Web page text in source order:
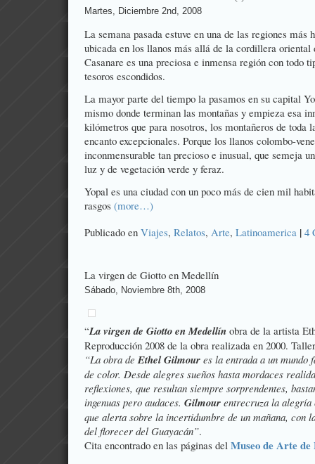
Martes, Diciembre 2nd, 2008
La semana pasada estuve en una de las regiones más
ubicada en los llanos más allá de la cordillera
Casanare es una preciosa e inmensa región con todo
tesoros escondidos.
La mayor parte del tiempo la pasamos en su capital
mismo donde terminan las montañas y empieza esa
kilómetros que para nosotros, los montañeros de
encanto excepcionales. Porque los llanos colombo-
inconmensurable tan precioso e inusual, que semeja
luz y de vegetación verde y feraz.
Yopal es una ciudad con un poco más de cien mil
rasgos (more…)
Publicado en Viajes, Relatos, Arte, Latinoamerica | 4
La virgen de Giotto en Medellín
Sábado, Noviembre 8th, 2008
“La virgen de Giotto en Medellín  obra de la artista
Reproducción 2008 de la obra realizada en 2000.
“La obra deEthel Gilmour es la entrada a un mundo
de color. Desde alegres sueños hasta mordaces
reflexiones, que resultan siempre sorprendentes,
ingenuas pero audaces. Gilmour entrecruza la
que alerta sobre la incertidumbre de un mañana, con
del florecer del Guayacán”.
Cita encontrado en las páginas del Museo de Arte